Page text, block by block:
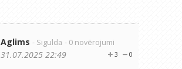
Aglims - Sigulda - 0 novērojumi
0
3
31.07.2025 22:49